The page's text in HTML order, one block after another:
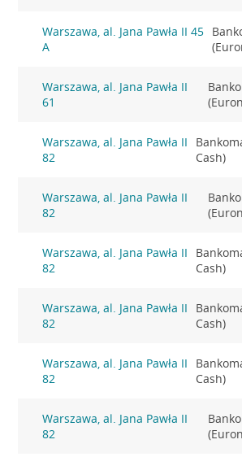
Warszawa, al. Jana Pawła II 45
A
Warszawa, al. Jana Pawła II
61
Warszawa, al. Jana Pawła II
82
Cash)
Warszawa, al. Jana Pawła II
82
Warszawa, al. Jana Pawła II
82
Cash)
Warszawa, al. Jana Pawła II
82
Cash)
Warszawa, al. Jana Pawła II
82
Cash)
Warszawa, al. Jana Pawła II
82